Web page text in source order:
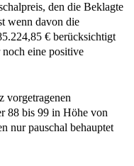
den die Beklagte
wenn davon die
€ berücksichtigt
eine positive
vorgetragenen
88 bis 99 in Höhe von
nur pauschal behauptet